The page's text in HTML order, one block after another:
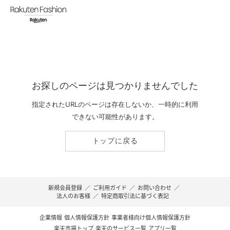
お探しのページは見つかりませんでした
指定されたURLのページは存在しないか、一時的に利用
できない可能性があります。
トップに戻る
新規会員登録 ／ ご利用ガイド ／ お問い合わせ ／
法人のお客様 ／ 特定商取引法に基づく表記
企業情報 個人情報保護方針 事業者様向け個人情報保護方針
楽天市場トップ 楽天のサービス一覧 アプリ一覧